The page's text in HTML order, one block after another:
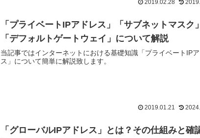
2019.02.28
「プライベートIPアドレス」「サブネットマスク」
「デフォルトゲートウェイ」について解説
当記事ではインターネットにおける基礎知識「プライベートIP
ス」について簡単に解説致します。
2019.01.21
「グローバルIPアドレス」とは？その仕組みと確